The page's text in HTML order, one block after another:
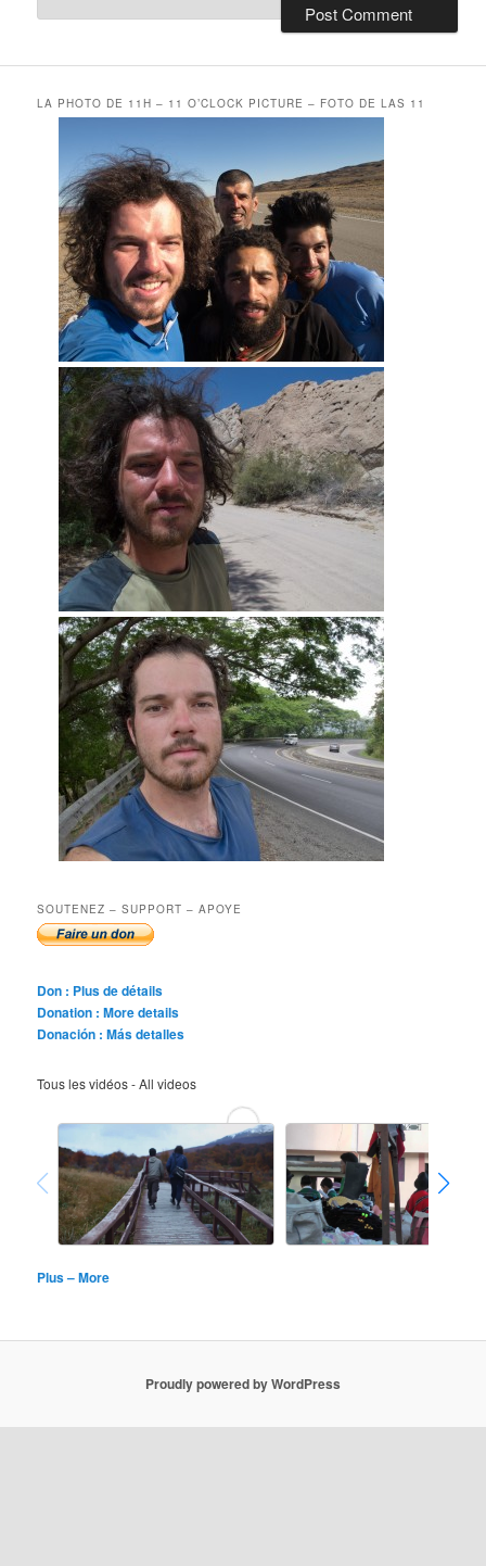
LA PHOTO DE 11H – 11 O’CLOCK PICTURE – FOTO DE LAS 11
SOUTENEZ – SUPPORT – APOYE
Don : Plus de détails
Donation : More details
Donación : Más detalles
Tous les vidéos - All videos
Plus – More
Proudly powered by WordPress